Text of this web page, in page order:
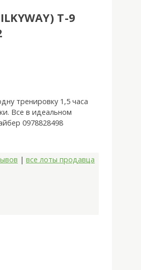
T-9
тренировку 1,5 часа
Все в идеальном
0978828498
| все лоты продавца